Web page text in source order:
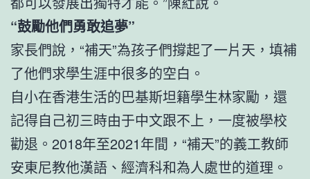
“鼓勵他們勇敢追夢”
家長們說，“補天”為孩子們撐起了一片天，填補
了他們求學生涯中很多的空白。
自小在香港生活的巴基斯坦籍學生林家勵，還
記得自己初三時由于中文跟不上，一度被學校
勸退。2018年至2021年間，“補天”的義工教師
安東尼教他漢語、經濟科和為人處世的道理。